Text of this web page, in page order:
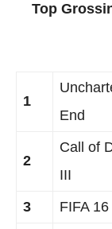
Top
1
End
2
Call of
III
3 FIFA 16